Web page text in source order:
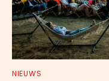
NIEUWS